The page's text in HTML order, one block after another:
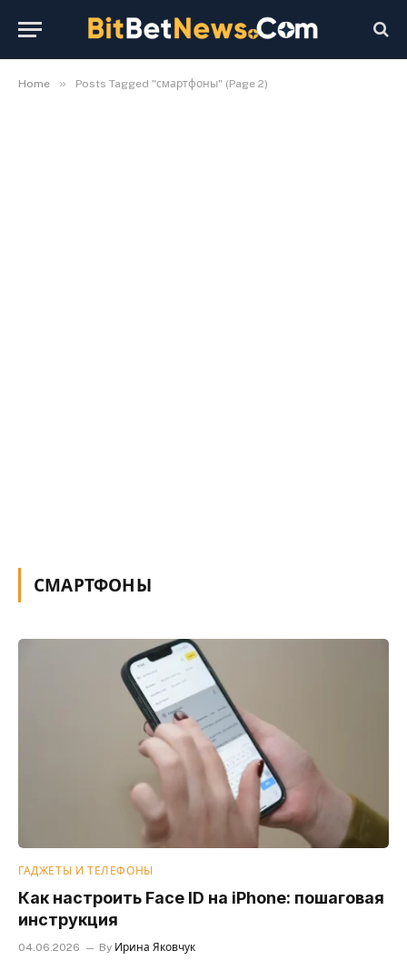
Home » Posts Tagged "смартфоны" (Page 2)
СМАРТФОНЫ
ГАДЖЕТЫ И ТЕЛЕФОНЫ
Как настроить Face ID на iPhone: пошаговая
инструкция
04.06.2026 By Ирина Яковчук